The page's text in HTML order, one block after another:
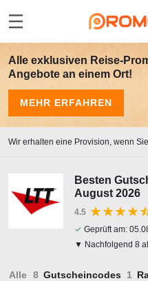
Alle exklusiven Reise-
Angebote an einem Ort!
MEHR ERFAHREN
Wir erhalten eine Provision, wenn
Besten
August 2026
4.5
✓ Geprüft am:
▼ Nachfolgend 8
Alle Gutscheincodes